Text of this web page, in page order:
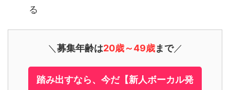
る
＼ 募集年齢は20歳～49歳まで／
踏み出すなら、今だ【新人ボーカル発